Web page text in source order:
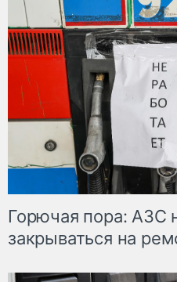
Горючая пора: АЗС
закрываться на